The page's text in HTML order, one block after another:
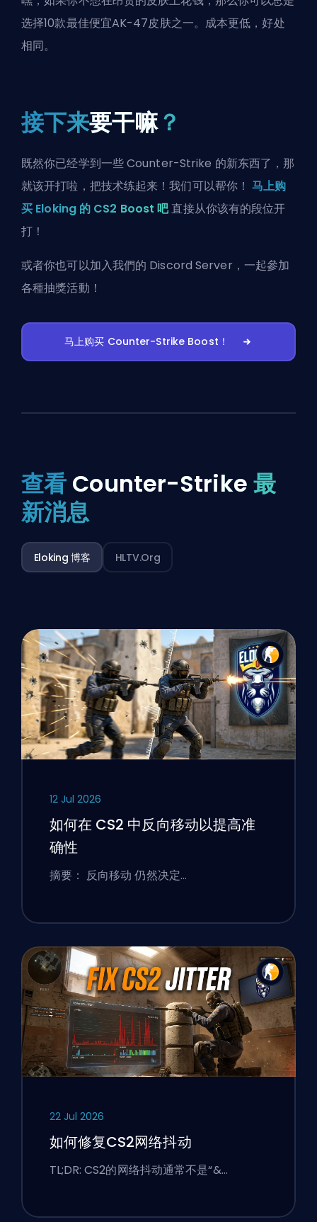
选择10款最佳便宜AK-47皮肤之一。成本更低，好处
相同。
接下来要干嘛？
既然你已经学到一些 Counter-Strike 的新东西了，那
就该开打啦，把技术练起来！我们可以帮你！马上购
买 Eloking 的 CS2 Boost 吧直接从你该有的段位开
打！
或者你也可以加入我們的 Discord Server ，一起參加
各種抽獎活動！
马上购买 Counter-Strike Boost！
查看 Counter-Strike 最
新消息
Eloking 博客 HLTV.org
12 Jul 2026
如何在 CS2 中反向移动以提高准
确性
摘要： 反向移动 仍然决定…
22 Jul 2026
如何修复CS2网络抖动
TL;DR: CS2的网络抖动通常不是“&…